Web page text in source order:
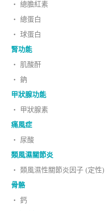
‧ 總膽紅素
‧ 總蛋白
‧ 球蛋白
腎功能
‧ 肌酸酐
‧ 鈉
甲狀腺功能
‧ 甲狀腺素
痛風症
‧ 尿酸
類風濕關節炎
‧ 類風濕性關節炎因子 (定性)
骨骼
‧ 鈣